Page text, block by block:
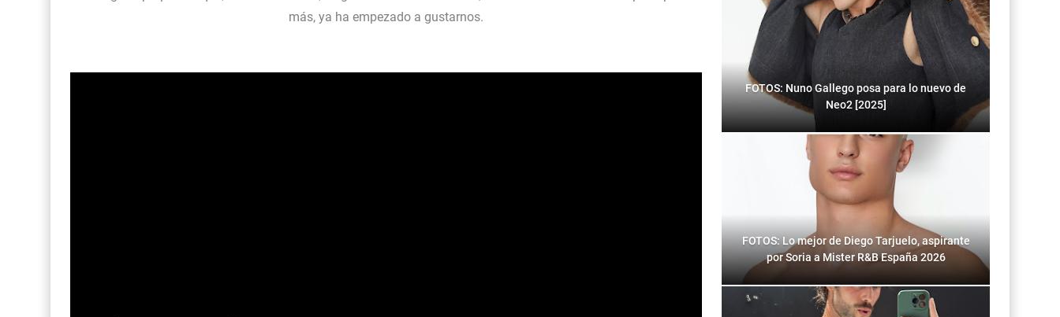
más, ya ha empezado a gustarnos.
FOTOS: Nuno Gallego posa para lo nuevo de
Neo2 [2025]
FOTOS: Lo mejor de Diego Tarjuelo, aspirante
por Soria a Mister R&B España 2026